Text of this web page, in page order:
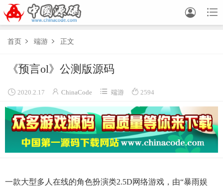


首页  端游  正文
《预言ol》公测版源码
 2020.2.17  ChinaCode  端游  2594
一款大型多人在线的角色扮演类2.5D网络游戏，由“暴雨娱